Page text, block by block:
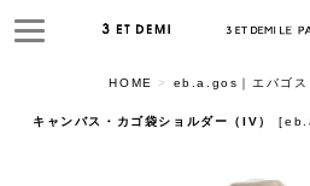
HOME > eb.a.gos｜エバゴス
キャンバス・カゴ袋ショルダー（IV） [